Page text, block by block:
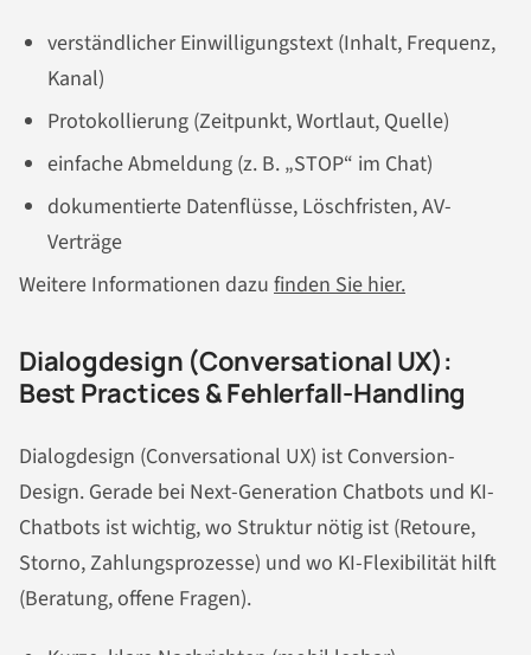
verständlicher Einwilligungstext (Inhalt, Frequenz,
Kanal)
Protokollierung (Zeitpunkt, Wortlaut, Quelle)
einfache Abmeldung (z. B. „STOP“ im Chat)
dokumentierte Datenflüsse, Löschfristen, AV-
Verträge
Weitere Informationen dazu finden Sie hier.
Dialogdesign (Conversational UX):
Best Practices & Fehlerfall-Handling
Dialogdesign (Conversational UX) ist Conversion-
Design. Gerade bei Next-Generation Chatbots und KI-
Chatbots ist wichtig, wo Struktur nötig ist (Retoure,
Storno, Zahlungsprozesse) und wo KI-Flexibilität hilft
(Beratung, offene Fragen).